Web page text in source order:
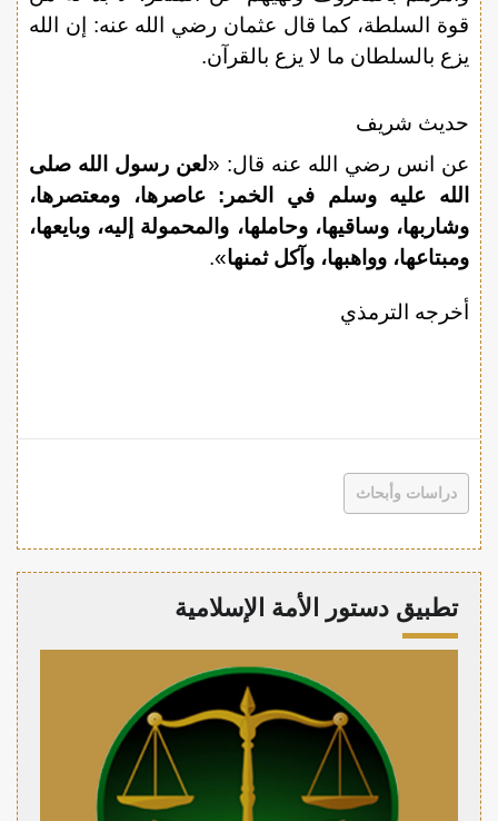
قوة السلطة، كما قال عثمان رضي الله عنه: إن الله
يزع بالسلطان ما لا يزع بالقرآن.
حديث شريف
عن انس رضي الله عنه قال: «لعن رسول الله صلى
الله عليه وسلم في الخمر: عاصرها، ومعتصرها،
وشاربها، وساقيها، وحاملها، والمحمولة إليه، وبايعها،
ومبتاعها، وواهبها، وآكل ثمنها».
أخرجه الترمذي
دراسات وأبحاث
تطبيق دستور الأمة الإسلامية